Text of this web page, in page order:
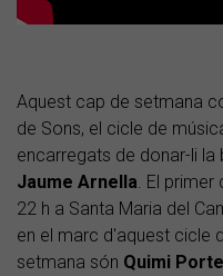
Aquest cap de setmana
de Sons, el cicle de
encarregats de donar-li la
Jaume Arnella . El
22 h a Santa Maria del
en el marc d'aquest cicle
setmana són Quimi